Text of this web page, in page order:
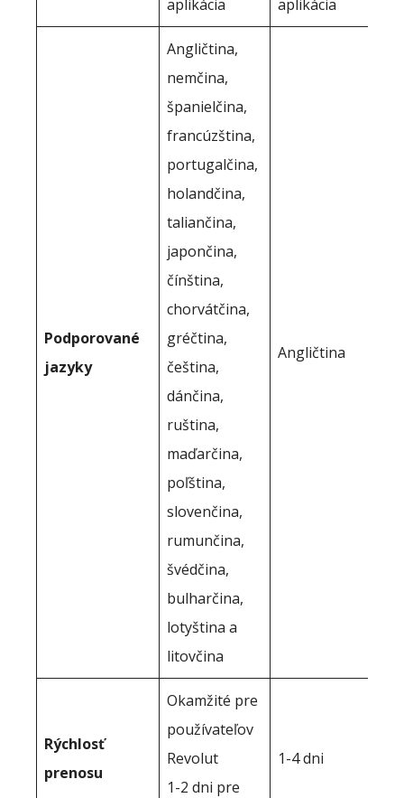
aplikácia
aplikácia
Podporované
jazyky
Angličtina,
nemčina,
španielčina,
francúzština,
portugalčina,
holandčina,
taliančina,
japončina,
čínština,
chorvátčina,
gréčtina,
čeština,
dánčina,
ruština,
maďarčina,
poľština,
slovenčina,
rumunčina,
švédčina,
bulharčina,
lotyština a
litovčina
Angličtina
Rýchlosť
prenosu
Okamžité pre
používateľov
Revolut
1-2 dni pre
1-4 dni